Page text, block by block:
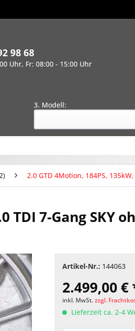
98 68
Uhr, Fr: 08:00 - 15:00 Uhr
3. Modell:
2.0 GTD 4Motion, 184PS,
TDI 7-Gang SKY
Artikel-Nr.: 144063
2.499,00 €
inkl. MwSt.zzgl.
Lieferzeit ca. 2-4